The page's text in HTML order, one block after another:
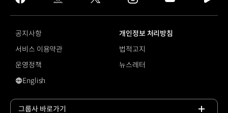
facebook
hmg
journal
twitter instagram
tv
공지사항
개인정보 처리방침
서비스 이용약관
법적고지
운영정책
뉴스레터
영문 사이트로 이동
English
그룹사 바로가기